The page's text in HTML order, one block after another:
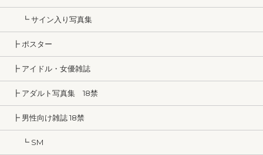
┗ サイン入り写真集
┣ ポスター
┣ アイドル・女優雑誌
┣ アダルト写真集 18禁
┣ 男性向け雑誌 18禁
┗ SM